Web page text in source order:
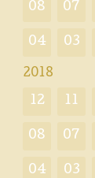
08 07
04 03
2018
12 11
08 07
04 03